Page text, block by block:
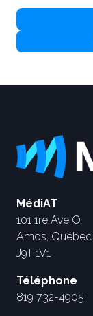
MédiAT
101 1re Ave O
Amos, Québec
J9T 1V1
Téléphone
819 732-4905